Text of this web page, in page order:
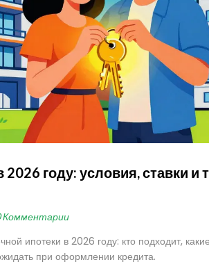
году: условия, ставки и
Комментарии
ипотеки в 2026 году: кто подходит,
при оформлении кредита.